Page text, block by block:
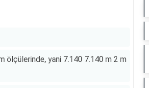
ölçülerinde, yani 7.140 7.140 m 2 m